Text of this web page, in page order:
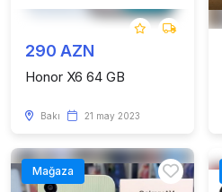
290 AZN
Honor X6 64 GB
Bakı 21 may 2023
Mağaza